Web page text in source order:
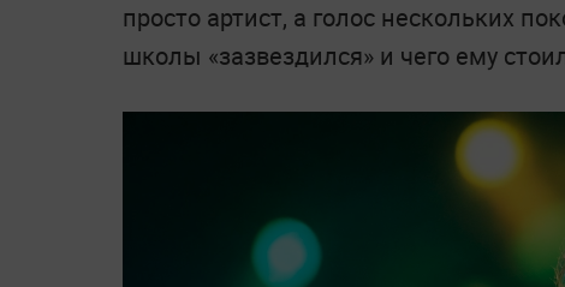
просто артист, а голос нескольких
школы «зазвездился» и чего ему